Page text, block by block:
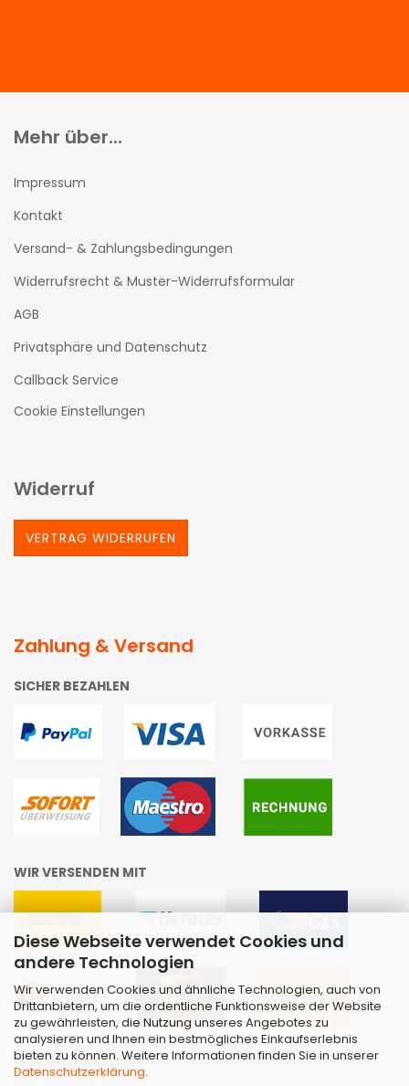
Diese Webseite verwendet Cookies und
andere Technologien
Wir verwenden Cookies und ähnliche Technologien, auch von
Drittanbietern, um die ordentliche Funktionsweise der Website
zu gewährleisten, die Nutzung unseres Angebotes zu
analysieren und Ihnen ein bestmögliches Einkaufserlebnis
bieten zu können. Weitere Informationen finden Sie in unserer
Datenschutzerklärung.
Mehr über...
Impressum
Kontakt
Versand- & Zahlungsbedingungen
Widerrufsrecht & Muster-Widerrufsformular
AGB
Privatsphäre und Datenschutz
Callback Service
Cookie Einstellungen
Widerruf
VERTRAG WIDERRUFEN
Zahlung & Versand
SICHER BEZAHLEN
WIR VERSENDEN MIT